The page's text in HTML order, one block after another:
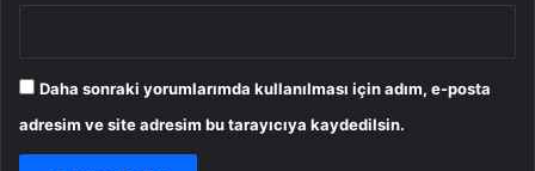
Daha sonraki yorumlarımda kullanılması için adım, e-posta
adresim ve site adresim bu tarayıcıya kaydedilsin.